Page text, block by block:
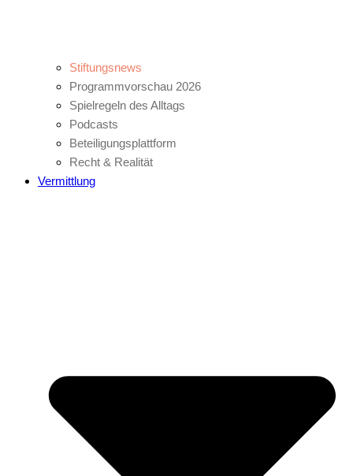
Stiftungsnews
Programmvorschau 2026
Spielregeln des Alltags
Podcasts
Beteiligungsplattform
Recht & Realität
Vermittlung